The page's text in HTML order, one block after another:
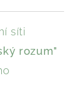
síti
rozum"